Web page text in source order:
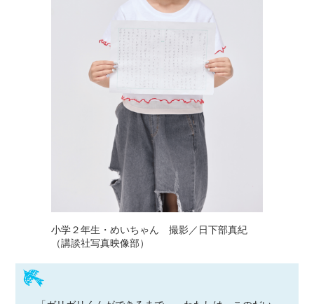
小学２年生・めいちゃん 撮影／日下部真紀
（講談社写真映像部）